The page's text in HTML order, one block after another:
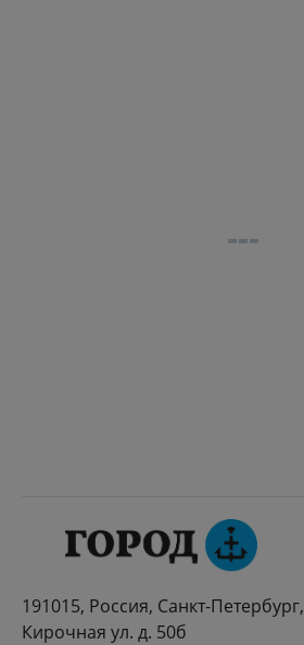
191015, Россия, Санкт-Петербург,
Кирочная ул. д. 50б